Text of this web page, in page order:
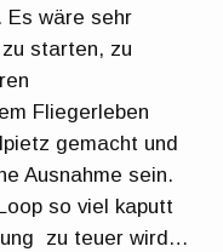
Es wäre sehr
starten, zu
Fliegerleben
gemacht und
Ausnahme sein.
so viel kaputt
zu teuer wird…